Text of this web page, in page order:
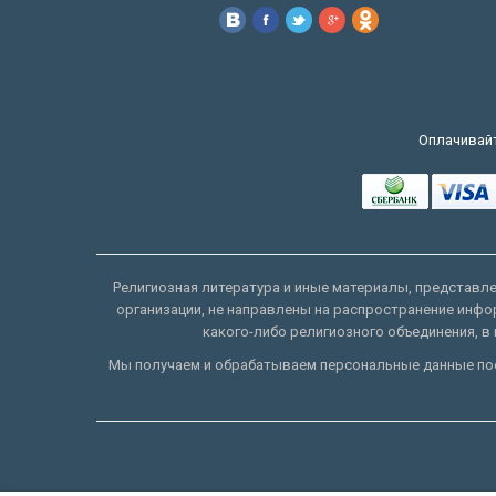
Религиозная литература и иные материалы,
организации, не направлены на распространение
какого-либо религиозного объединения,
Мы получаем и обрабатываем персональные данные